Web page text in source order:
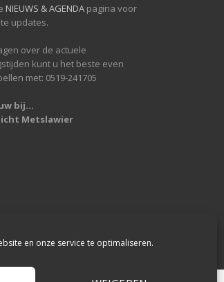
en onze service te optimaliseren.
NIEUWS & AGENDA pagina voor
updates.
over de actuele
kunt u het beste even
met: 0519-241705
bij...
Metslawier